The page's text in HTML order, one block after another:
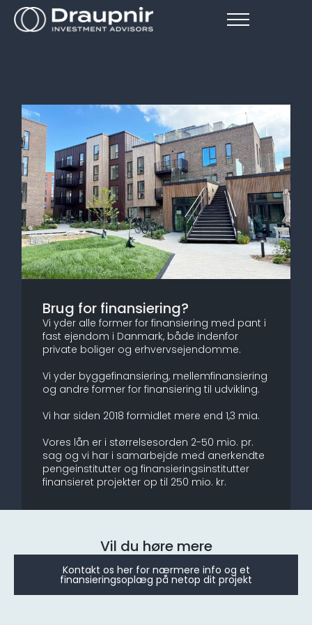
Brug for finansiering?
Vi yder alle former for finansiering med pant i
fast ejendom i Danmark, både indenfor
private boliger og erhvervsejendomme.
Vi yder byggefinansiering, mellemfinansiering
og andre former for finansiering til udvikling.
Vi har siden 2018 formidlet mere end 1,3 mia.
Vores lån er i størrelsesorden 2-50 mio. pr.
sag og vi har i samarbejde med anerkendte
pengeinstitutter og finansieringsinstitutter
finansieret projekter op til 250 mio. kr.
Vil du høre mere
Kontakt os her for nærmere info og et
finansieringsoplæg på netop dit projekt